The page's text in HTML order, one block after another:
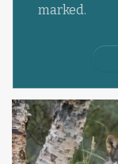
marked.